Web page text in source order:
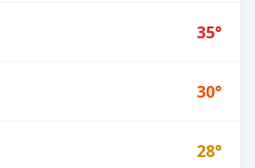
35°
30°
28°